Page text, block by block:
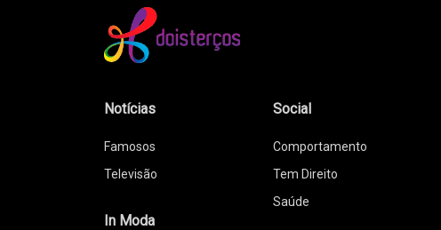
Notícias
Famosos
Televisão
In Moda
Social
Comportamento
Tem Direito
Saúde